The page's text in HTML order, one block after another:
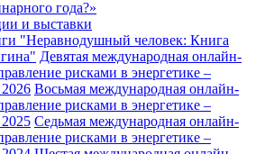
года?»
и выставки
"Неравнодушный человек: Книга
Девятая международная онлайн-
рисками в энергетике –
Восьмая международная онлайн-
рисками в энергетике –
Седьмая международная онлайн-
рисками в энергетике –